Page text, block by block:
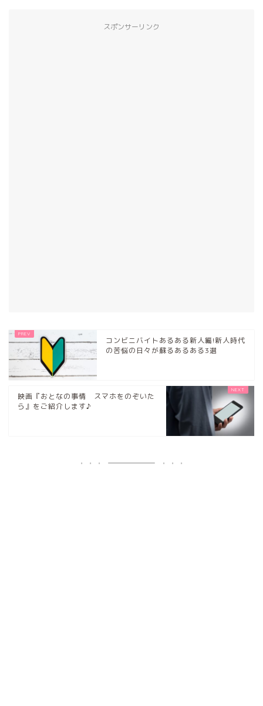
スポンサーリンク
コンビニバイトあるある新人編!新人時代
の苦悩の日々が蘇るあるある3選
映画『おとなの事情 スマホをのぞいた
ら』をご紹介します♪